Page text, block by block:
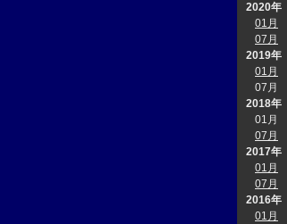
2020年
01月
07月
2019年
01月
07月
2018年
01月
07月
2017年
01月
07月
2016年
01月